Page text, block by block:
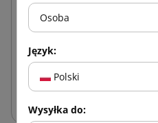
Dodaj do
Osoba
Język:
Polski
Wysyłka do: